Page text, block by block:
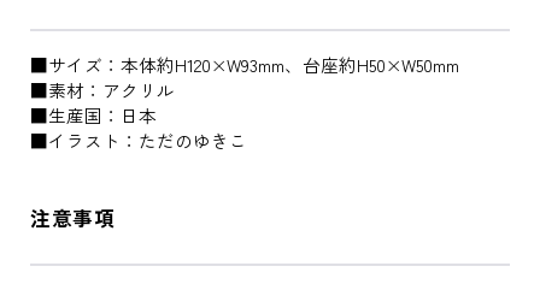
■サイズ：本体約H120×W93mm、台座約H50×W50mm
■素材：アクリル
■生産国：日本
■イラスト：ただのゆきこ
注意事項